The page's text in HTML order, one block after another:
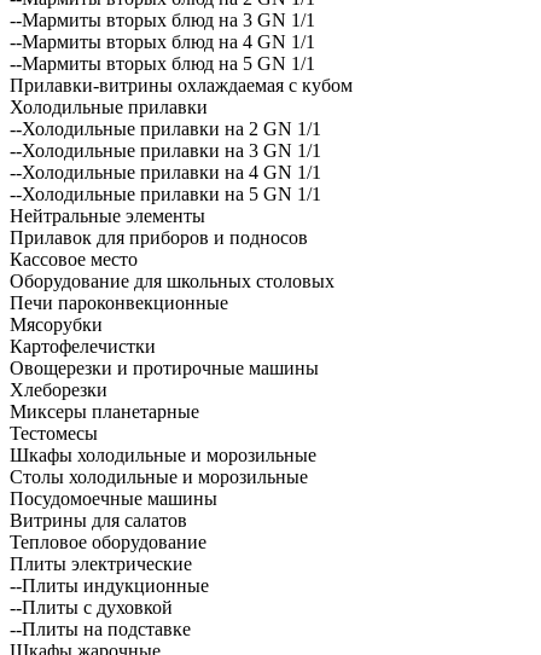
--Мармиты вторых блюд на 3 GN 1/1
--Мармиты вторых блюд на 4 GN 1/1
--Мармиты вторых блюд на 5 GN 1/1
Прилавки-витрины охлаждаемая с кубом
Холодильные прилавки
--Холодильные прилавки на 2 GN 1/1
--Холодильные прилавки на 3 GN 1/1
--Холодильные прилавки на 4 GN 1/1
--Холодильные прилавки на 5 GN 1/1
Нейтральные элементы
Прилавок для приборов и подносов
Кассовое место
Оборудование для школьных столовых
Печи пароконвекционные
Мясорубки
Картофелечистки
Овощерезки и протирочные машины
Хлеборезки
Миксеры планетарные
Тестомесы
Шкафы холодильные и морозильные
Столы холодильные и морозильные
Посудомоечные машины
Витрины для салатов
Тепловое оборудование
Плиты электрические
--Плиты индукционные
--Плиты с духовкой
--Плиты на подставке
Шкафы жарочные